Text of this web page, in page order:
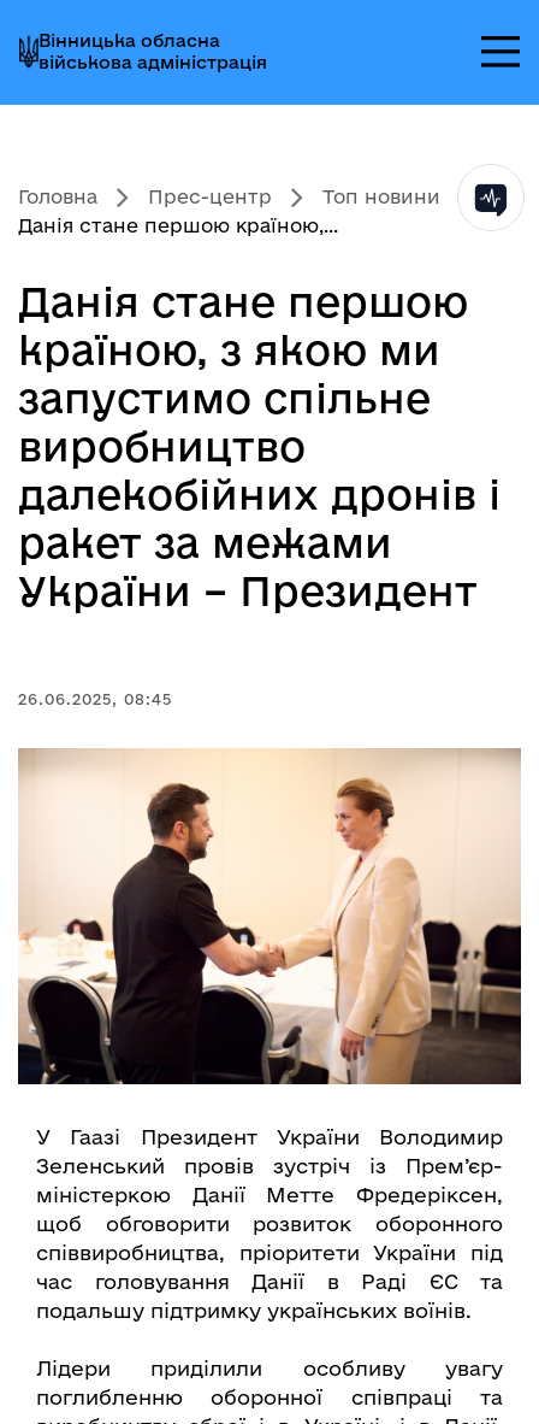
до
головного
меню
до
головного
вмісту
до
головного
колонтитула
Вінницька обласна
військова адміністрація
Головна Прес-центр
Топ новини
Данія стане першою країною,...
Данія стане першою
країною, з якою ми
запустимо спільне
виробництво
далекобійних дронів і
ракет за межами
України – Президент
26.06.2025, 08:45
У Гаазі Президент України Володимир
Зеленський провів зустріч із Прем’єр-
міністеркою Данії Метте Фредеріксен,
щоб обговорити розвиток оборонного
співвиробництва, пріоритети України під
час головування Данії в Раді ЄС та
подальшу підтримку українських воїнів.
Лідери приділили особливу увагу
поглибленню оборонної співпраці та